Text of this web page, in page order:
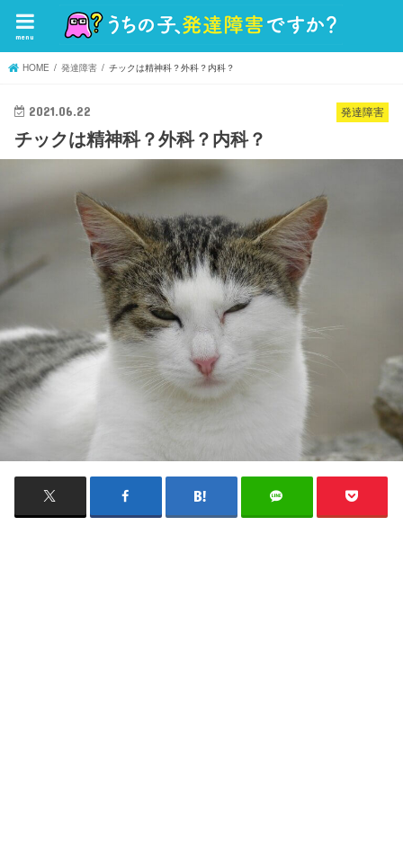
menu
HOME 発達障害 チックは精神科？外科？内科？
発達障害
2021.06.22
チックは精神科？外科？内科？